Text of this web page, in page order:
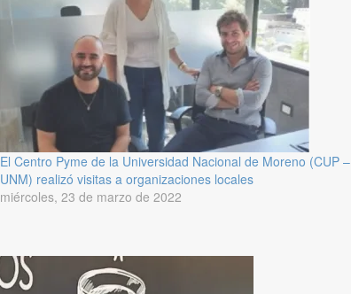
El Centro Pyme de la Universidad Nacional de Moreno (CUP –
UNM) realizó visitas a organizaciones locales
miércoles, 23 de marzo de 2022